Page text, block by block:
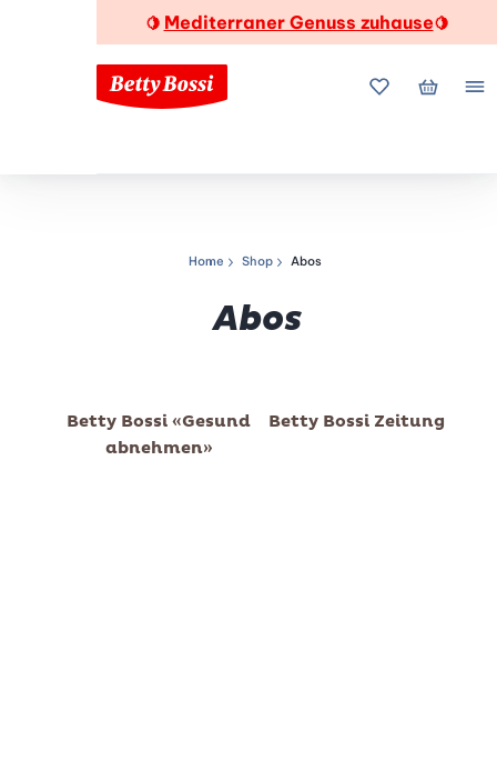
🍋 Mediterraner Genuss zuhause🍋
MeineMein
Navigationspfad
Home Shop Abos
Abos
Betty Bossi «Gesund
abnehmen»
Betty Bossi Zeitung